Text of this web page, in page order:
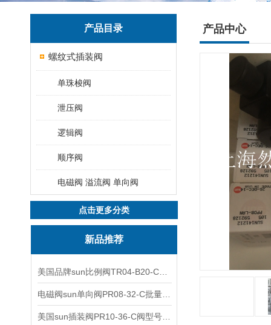
产品目录
螺纹式插装阀
单珠梭阀
泄压阀
逻辑阀
顺序阀
电磁阀 溢流阀 单向阀
点击更多分类
新品推荐
产品中心